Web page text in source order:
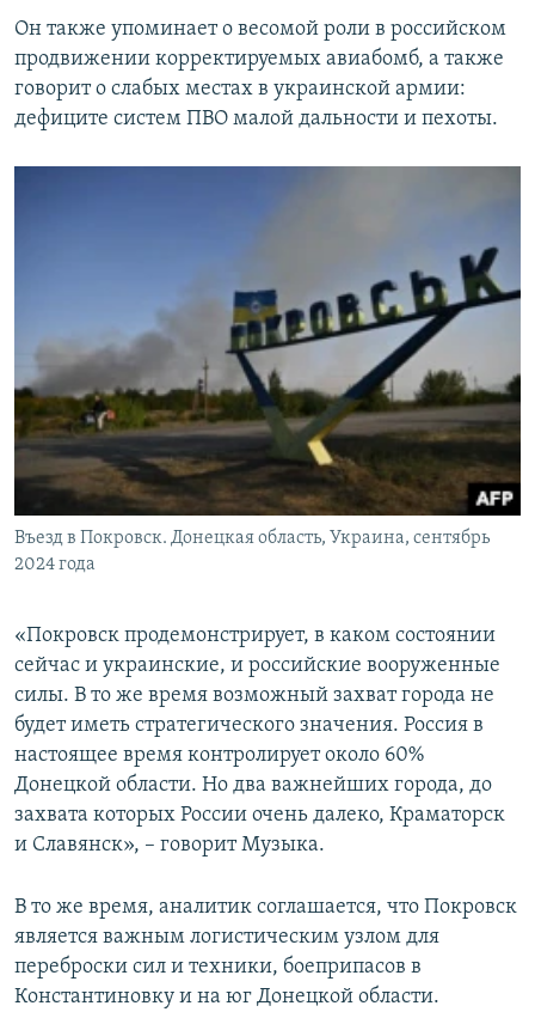
Он также упоминает о весомой роли в российском
продвижении корректируемых авиабомб, а также
говорит о слабых местах в украинской армии:
дефиците систем ПВО малой дальности и пехоты.
Въезд в Покровск. Донецкая область, Украина, сентябрь
2024 года
«Покровск продемонстрирует, в каком состоянии
сейчас и украинские, и российские вооруженные
силы. В то же время возможный захват города не
будет иметь стратегического значения. Россия в
настоящее время контролирует около 60%
Донецкой области. Но два важнейших города, до
захвата которых России очень далеко, Краматорск
и Славянск», – говорит Музыка.
В то же время, аналитик соглашается, что Покровск
является важным логистическим узлом для
переброски сил и техники, боеприпасов в
Константиновку и на юг Донецкой области.